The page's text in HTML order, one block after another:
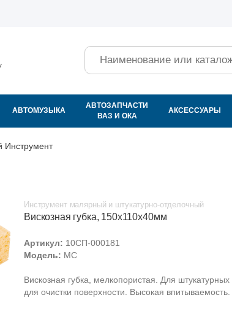
Поиск
АВТОМУЗЫКА
АВТОЗАПЧАСТИ
ВАЗ И ОКА
АКСЕССУАРЫ
Инструмент
Инструмент малярный и штукатурно-отделочный
Вискозная губка, 150х110х40мм
Артикул: 10СП-000181
Модель: MC
Вискозная губка, мелкопористая. Для штукатурных
для очистки поверхности. Высокая